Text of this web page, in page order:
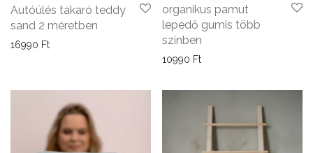
Autóülés takaró teddy
sand 2 méretben
16990 Ft
organikus pamut
lepedő gumis több
színben
10990 Ft